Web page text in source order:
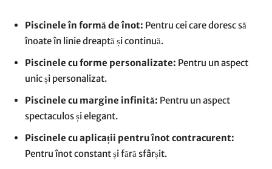
Piscinele în formă de înot: Pentru cei care doresc să
înoate în linie dreaptă și continuă.
Piscinele cu forme personalizate: Pentru un aspect
unic și personalizat.
Piscinele cu margine infinită: Pentru un aspect
spectaculos și elegant.
Piscinele cu aplicații pentru înot contracurent:
Pentru înot constant și fără sfârșit.